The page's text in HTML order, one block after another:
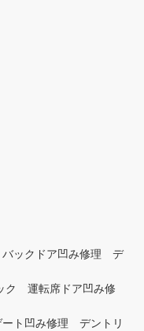
バックドア凹み修理 デ
ク 運転席ドア凹み修
ート凹み修理 デントリ